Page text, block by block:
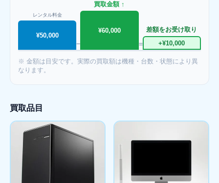
レンタル料金
¥50,000
−
買取金額 ↑
¥60,000
=
差額をお受け取り
+¥10,000
※ 金額は目安です。実際の買取額は機種・台数・状態により異
なります。
買取品目